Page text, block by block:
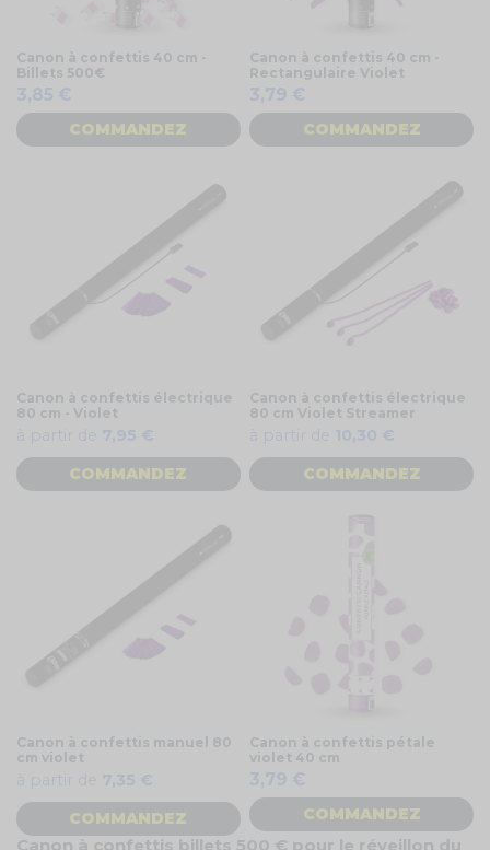
Canon à confettis 40 cm -
Billets 500€
3,85 €
COMMANDEZ
Canon à confettis 40 cm -
Rectangulaire Violet
3,79 €
COMMANDEZ
Canon à confettis électrique
80 cm - Violet
à partir de 7,95 €
COMMANDEZ
Canon à confettis électrique
80 cm Violet Streamer
à partir de 10,30 €
COMMANDEZ
Canon à confettis manuel 80
cm violet
à partir de 7,35 €
COMMANDEZ
Canon à confettis pétale
violet 40 cm
3,79 €
COMMANDEZ
Canon à confettis billets 500 € pour le réveillon du